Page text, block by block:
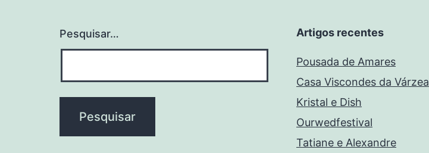
Pesquisar… Artigos recentes
Pousada de Amares
Casa Viscondes da Várzea
Kristal e Dish
Ourwedfestival
Tatiane e Alexandre